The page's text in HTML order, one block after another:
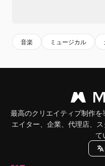
音楽 ミュージカル
最高のクリエイティブ制作
エイター、企業、代理店、
て